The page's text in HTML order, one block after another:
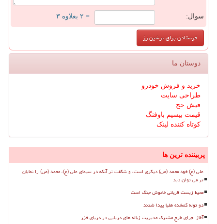
سوال: = ۲ بعلاوه ۳
دوستان ما
خرید و فروش خودرو
طراحی سایت
فیش حج
قیمت بیسیم باوفنگ
کوتاه کننده لینک
پربیننده ترین ها
علی (ع) خود محمد (ص) دیگری است، و شگفت تر آنکه در سیمای علی (ع)، محمد (ص) را نمایان
تر می توان دید
محیط زیست قربانی خاموش جنگ است
دو توله گمشده هلیا پیدا شدند
آغاز اجرای طرح مشترک مدیریت زباله های دریایی در دریای خزر